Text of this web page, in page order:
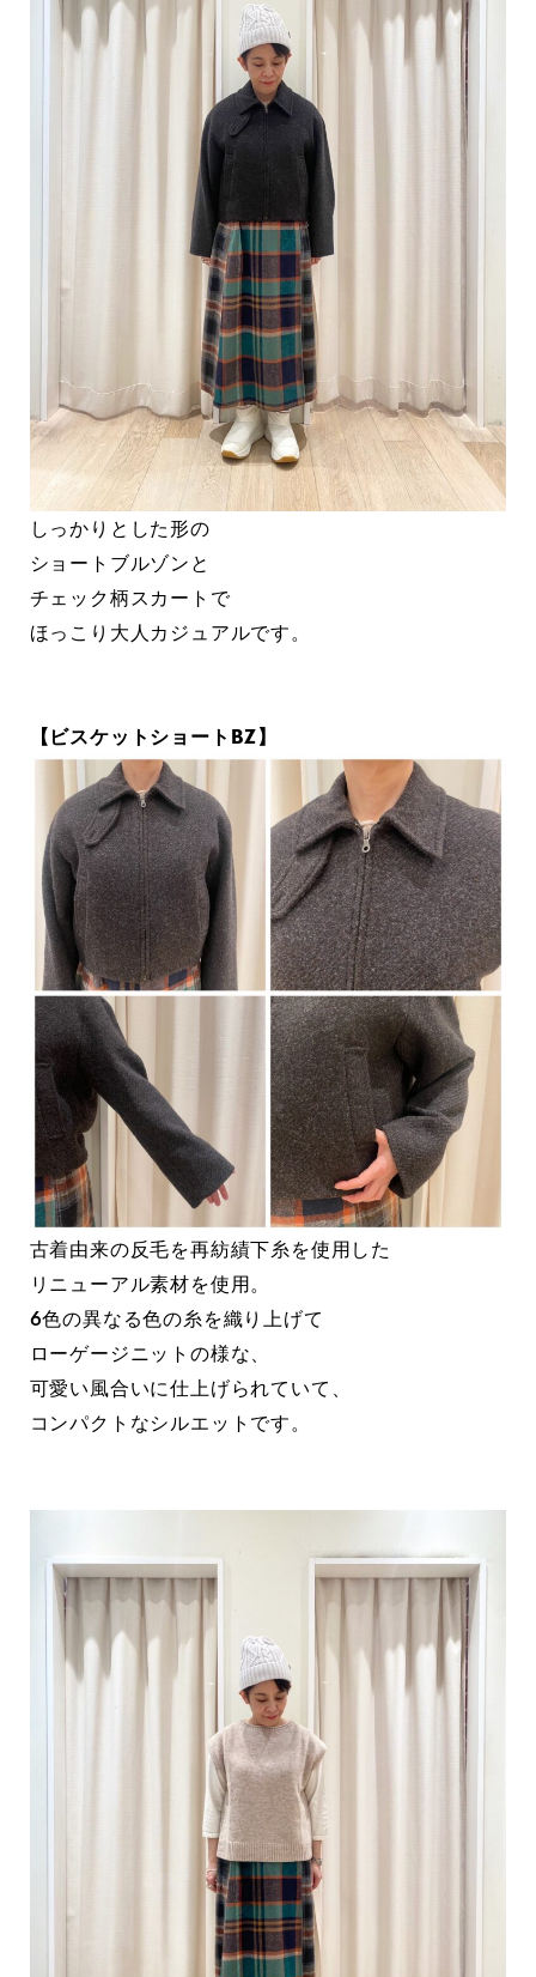
しっかりとした形の
ショートブルゾンと
チェック柄スカートで
ほっこり大人カジュアルです。
【ビスケットショートBZ】
古着由来の反毛を再紡績下糸を使用した
リニューアル素材を使用。
6色の異なる色の糸を織り上げて
ローゲージニットの様な、
可愛い風合いに仕上げられていて、
コンパクトなシルエットです。